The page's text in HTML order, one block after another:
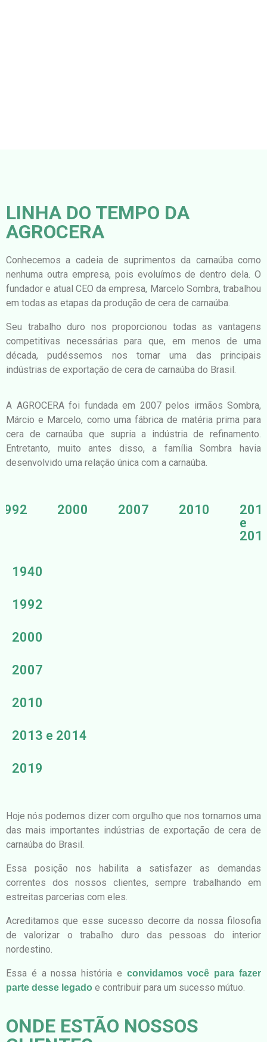
LINHA DO TEMPO DA
AGROCERA
Conhecemos a cadeia de suprimentos da carnaúba como
nenhuma outra empresa, pois evoluímos de dentro dela. O
fundador e atual CEO da empresa, Marcelo Sombra, trabalhou
em todas as etapas da produção de cera de carnaúba.
Seu trabalho duro nos proporcionou todas as vantagens
competitivas necessárias para que, em menos de uma
década, pudéssemos nos tornar uma das principais
indústrias de exportação de cera de carnaúba do Brasil.
A AGROCERA foi fundada em 2007 pelos irmãos Sombra,
Márcio e Marcelo, como uma fábrica de matéria prima para
cera de carnaúba que supria a indústria de refinamento.
Entretanto, muito antes disso, a família Sombra havia
desenvolvido uma relação única com a carnaúba.
2000 2007 2010
e
1940
1992
2000
2007
2010
2013 e 2014
2019
Hoje nós podemos dizer com orgulho que nos tornamos uma
das mais importantes indústrias de exportação de cera de
carnaúba do Brasil.
Essa posição nos habilita a satisfazer as demandas
correntes dos nossos clientes, sempre trabalhando em
estreitas parcerias com eles.
Acreditamos que esse sucesso decorre da nossa filosofia
de valorizar o trabalho duro das pessoas do interior
nordestino.
Essa é a nossa história e convidamos você para fazer
parte desse legado e contribuir para um sucesso mútuo.
ONDE ESTÃO NOSSOS